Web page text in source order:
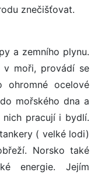
znečišťovat.
a zemního plynu.
v moři, provádí se
ocelové
mořského dna a
nich pracují i bydlí.
( velké lodi)
Norsko také
energie. Jejím